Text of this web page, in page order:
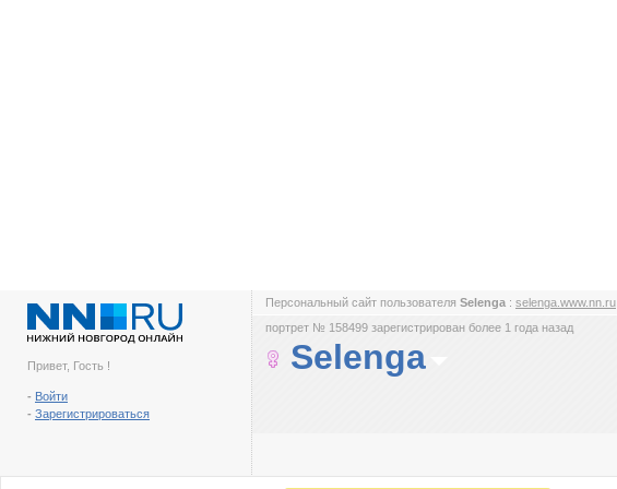
Привет, Гость !
- Войти
- Зарегистрироваться
Персональный сайт пользователя Selenga : selenga.www.nn.ru
портрет № 158499 зарегистрирован более 1 года назад
Selenga